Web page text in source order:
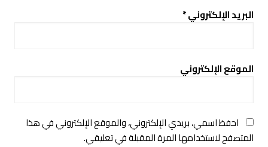
البريد الإلكتروني*
الموقع الإلكتروني
احفظ اسمي، بريدي الإلكتروني، والموقع الإلكتروني في هذا
المتصفح لاستخدامها المرة المقبلة في تعليقي.